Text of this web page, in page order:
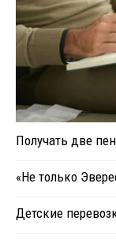
Получать две
«Не только
Детские